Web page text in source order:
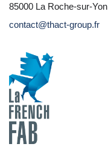
85000 La Roche-sur-Yon
contact@thact-group.fr